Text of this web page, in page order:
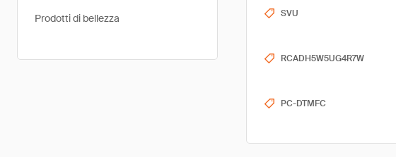
Prodotti di bellezza
SVU
RCADH5W5UG4R7W
PC-DTMFC